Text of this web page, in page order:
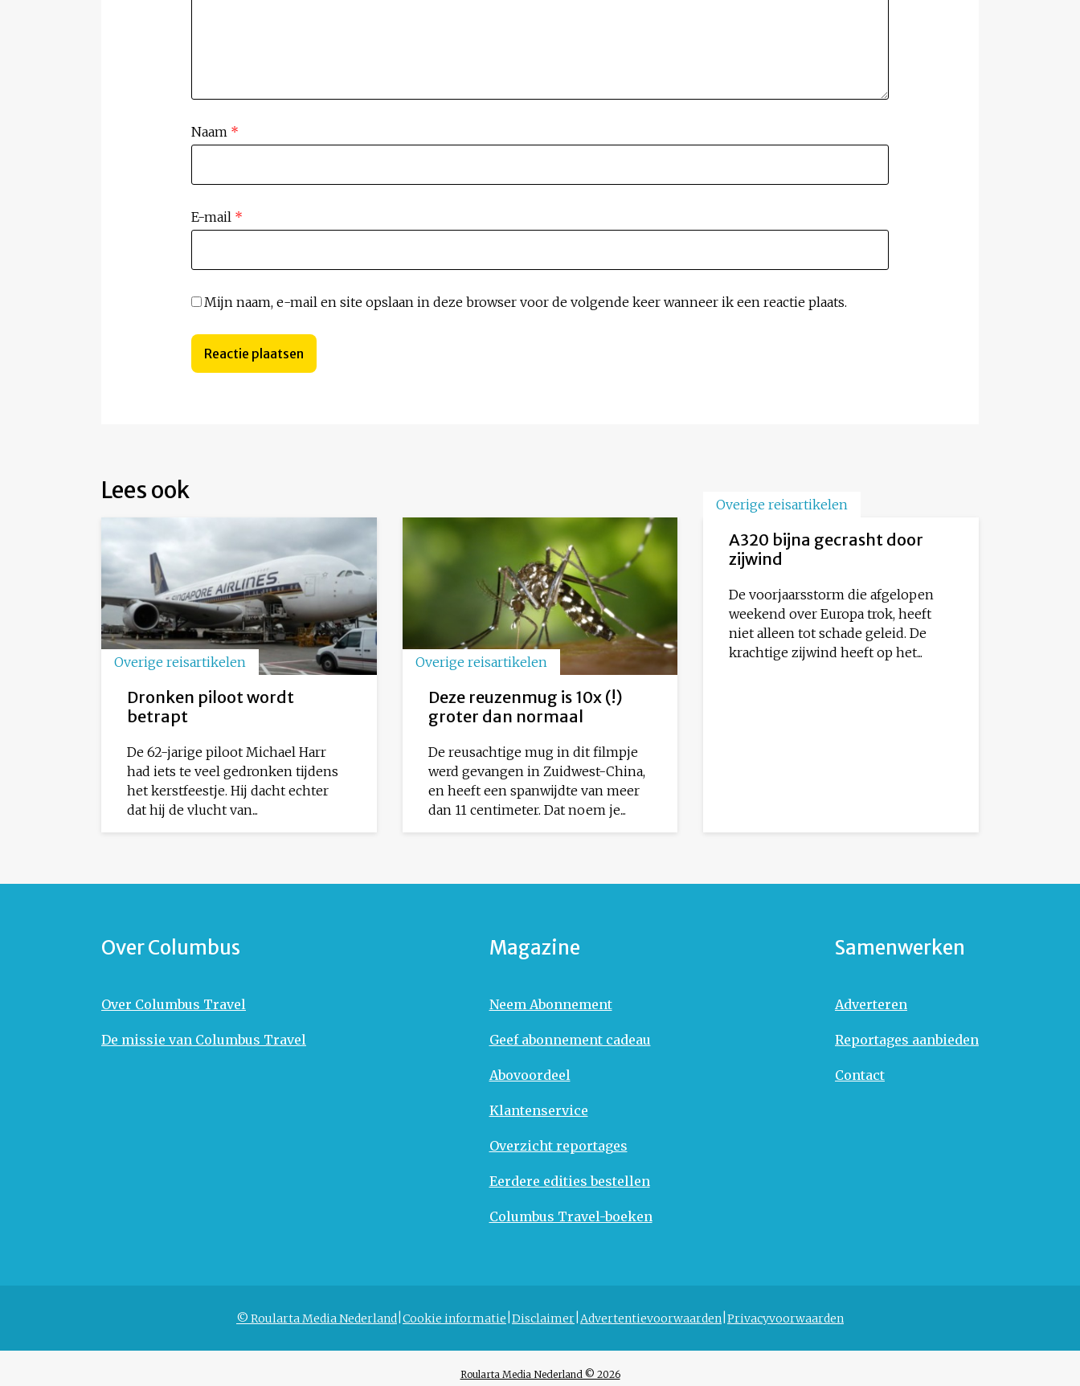
Naam *
E-mail *
Mijn naam, e-mail en site opslaan in deze browser voor de volgende keer wanneer ik een reactie plaats.
Lees ook
Overige reisartikelen
Dronken piloot wordt
betrapt
De 62-jarige piloot Michael Harr
had iets te veel gedronken tijdens
het kerstfeestje. Hij dacht echter
dat hij de vlucht van...
Overige reisartikelen
Deze reuzenmug is 10x (!)
groter dan normaal
De reusachtige mug in dit filmpje
werd gevangen in Zuidwest-China,
en heeft een spanwijdte van meer
dan 11 centimeter. Dat noem je...
Overige reisartikelen
A320 bijna gecrasht door
zijwind
De voorjaarsstorm die afgelopen
weekend over Europa trok, heeft
niet alleen tot schade geleid. De
krachtige zijwind heeft op het...
Over Columbus
Over Columbus Travel
De missie van Columbus Travel
Magazine
Neem Abonnement
Geef abonnement cadeau
Abovoordeel
Klantenservice
Overzicht reportages
Eerdere edities bestellen
Columbus Travel-boeken
Samenwerken
Adverteren
Reportages aanbieden
Contact
© Roularta Media Nederland Cookie informatie Disclaimer Advertentievoorwaarden Privacyvoorwaarden
Roularta Media Nederland © 2026